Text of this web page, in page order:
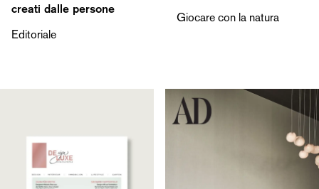
creati dalle persone
Editoriale
Giocare con la natura